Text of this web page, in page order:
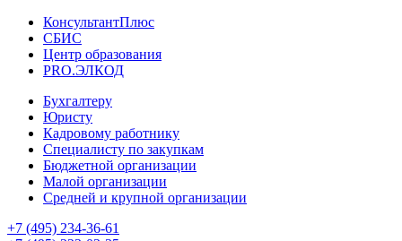
КонсультантПлюс
СБИС
Центр образования
PRO.ЭЛКОД
Бухгалтеру
Юристу
Кадровому работнику
Специалисту по закупкам
Бюджетной организации
Малой организации
Средней и крупной организации
+7 (495) 234-36-61